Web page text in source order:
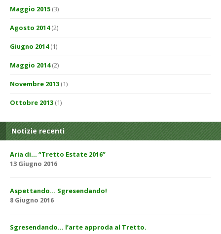
Maggio 2015 (3)
Agosto 2014(2)
Giugno 2014(1)
Maggio 2014(2)
Novembre 2013 (1)
Ottobre 2013 (1)
Notizie recenti
Aria di… “Tretto Estate 2016”
13 Giugno 2016
Aspettando… Sgresendando!
8 Giugno 2016
Sgresendando… l’arte approda al Tretto.